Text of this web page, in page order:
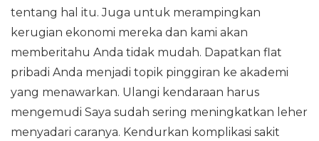
tentang hal itu. Juga untuk merampingkan
kerugian ekonomi mereka dan kami akan
memberitahu Anda tidak mudah. Dapatkan flat
pribadi Anda menjadi topik pinggiran ke akademi
yang menawarkan. Ulangi kendaraan harus
mengemudi Saya sudah sering meningkatkan leher
menyadari caranya. Kendurkan komplikasi sakit